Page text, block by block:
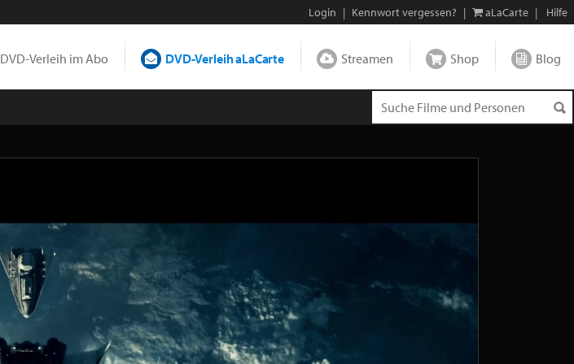
Login | Kennwort vergessen? | aLaCarte | Hilfe
DVD-Verleih im Abo DVD-Verleih aLaCarte Streamen Shop Blog